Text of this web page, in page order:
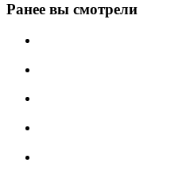
Ранее вы смотрели